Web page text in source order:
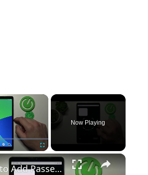
Now Playing
How to Add Passes to Google Wallet on REALME Pad Mini